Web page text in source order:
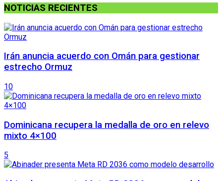
NOTICIAS RECIENTES
Irán anuncia acuerdo con Omán para gestionar
estrecho Ormuz
10
Dominicana recupera la medalla de oro en relevo
mixto 4×100
5